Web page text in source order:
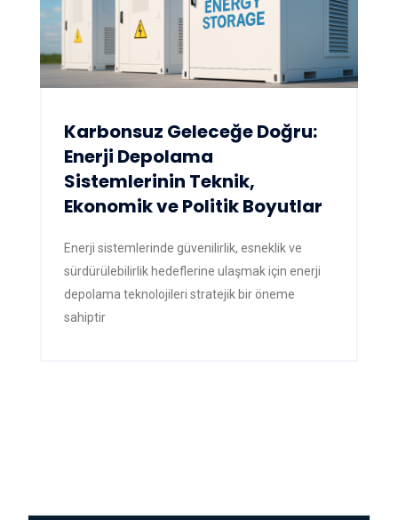
Karbonsuz Geleceğe Doğru:
Enerji Depolama
Sistemlerinin Teknik,
Ekonomik ve Politik Boyutlar
Enerji sistemlerinde güvenilirlik, esneklik ve
sürdürülebilirlik hedeflerine ulaşmak için enerji
depolama teknolojileri stratejik bir öneme
sahiptir